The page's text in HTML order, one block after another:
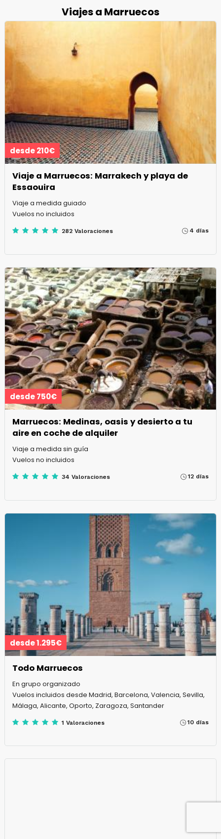
Viajes a Marruecos
desde 210€
Viaje a Marruecos: Marrakech y playa de
Essaouira
Viaje a medida guiado
Vuelos no incluidos
282 Valoraciones 4 días
desde 750€
Marruecos: Medinas, oasis y desierto a tu
aire en coche de alquiler
Viaje a medida sin guía
Vuelos no incluidos
34 Valoraciones 12 días
desde 1.295€
Todo Marruecos
En grupo organizado
Vuelos incluidos desde Madrid, Barcelona, Valencia, Sevilla,
Málaga, Alicante, Oporto, Zaragoza, Santander
1 Valoraciones 10 días